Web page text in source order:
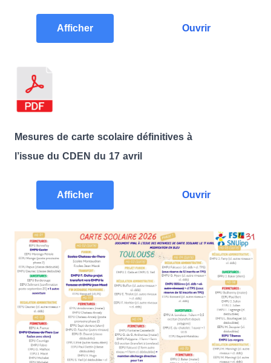
Afficher Ouvrir
Mesures de carte scolaire définitives à
l’issue du CDEN du 17 avril
Afficher Ouvrir